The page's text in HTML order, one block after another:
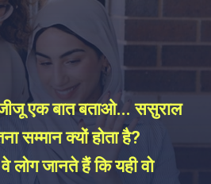
एक बात बताओ... ससुराल
सम्मान क्यों होता है?
लोग जानते हैं कि यही वो